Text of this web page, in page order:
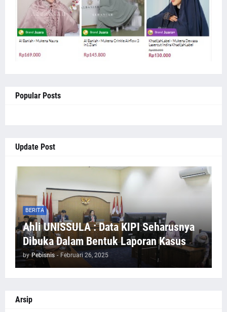
Popular Posts
Update Post
BERITA
Ahli UNISSULA : Data KIPI Seharusnya
Dibuka Dalam Bentuk Laporan Kasus
by Pebisnis - Februari 26, 2025
Arsip